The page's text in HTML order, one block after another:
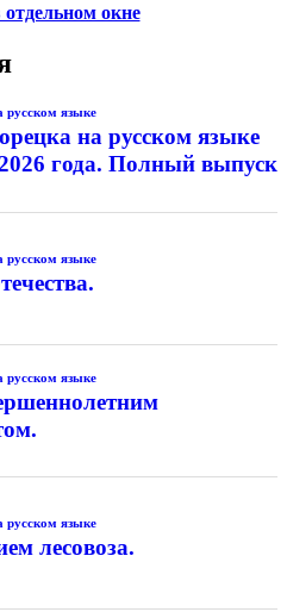
окне
русском языке
на русском языке
2026 года. Полный выпуск
русском языке
русском языке
русском языке
лесовоза.